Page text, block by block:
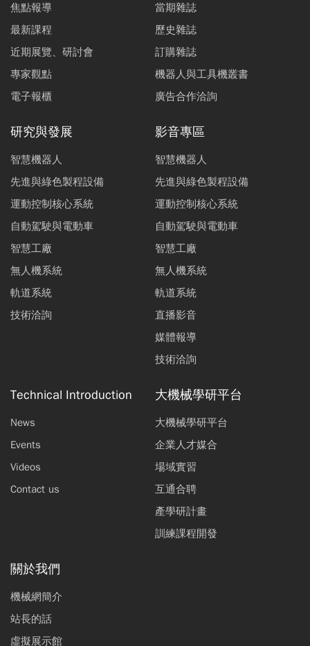
焦點報導
最新課程
近期展覽、研討會
專家觀點
電子報櫃
當期雜誌
歷史雜誌
訂購雜誌
機器人與工具機叢書
廣告合作洽詢
研究與發展
智慧機器人
先進與綠色製程設備
運動控制核心系統
自動駕駛與電動車
智慧工廠
無人機系統
軌道系統
技術洽詢
影音專區
智慧機器人
先進與綠色製程設備
運動控制核心系統
自動駕駛與電動車
智慧工廠
無人機系統
軌道系統
直播影音
媒體報導
技術洽詢
Technical Introduction
News
Events
Videos
Contact us
大機械學研平台
大機械學研平台
企業人才媒合
場域實習
互通合聘
產學研計畫
訓練課程開發
關於我們
機械網簡介
站長的話
虛擬展示館